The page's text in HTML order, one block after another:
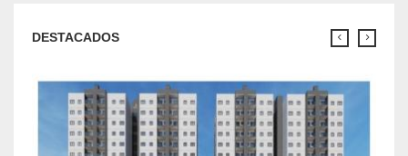
DESTACADOS